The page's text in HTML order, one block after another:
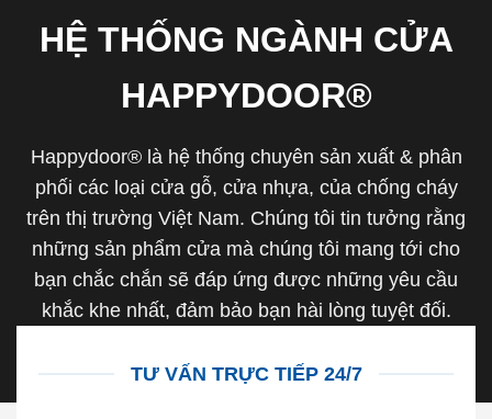
HỆ THỐNG NGÀNH CỬA
HAPPYDOOR®
Happydoor® là hệ thống chuyên sản xuất & phân
phối các loại cửa gỗ, cửa nhựa, của chống cháy
trên thị trường Việt Nam. Chúng tôi tin tưởng rằng
những sản phẩm cửa mà chúng tôi mang tới cho
bạn chắc chắn sẽ đáp ứng được những yêu cầu
khắc khe nhất, đảm bảo bạn hài lòng tuyệt đối.
TƯ VẤN TRỰC TIẾP 24/7